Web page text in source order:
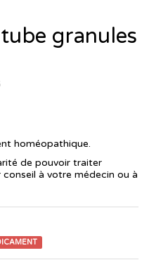
granules
homéopathique.
de pouvoir traiter
à votre médecin ou à